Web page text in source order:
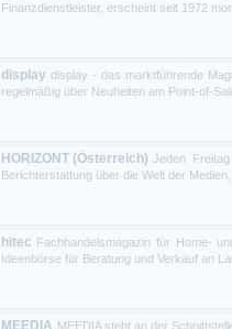
Finanzdienstleister, erscheint seit 1972
display display - das marktführende
regelmäßig über Neuheiten am Point-of-
HORIZONT (Österreich) Jeden
Berichterstattung über die Welt der
hitec Fachhandelsmagazin für Home-
Ideenbörse für Beratung und Verkauf an
MEEDIA MEEDIA steht an der